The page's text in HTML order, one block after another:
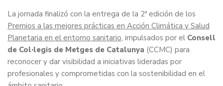
La jornada finalizó con la entrega de la 2ª edición de los
Premios a las mejores prácticas en Acción Climática y Salud
Planetaria en el entorno sanitario, impulsados por el Consell
de Col·legis de Metges de Catalunya (CCMC) para
reconocer y dar visibilidad a iniciativas lideradas por
profesionales y comprometidas con la sostenibilidad en el